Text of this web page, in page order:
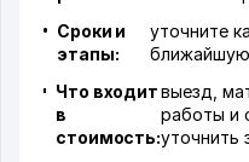
Сроки и
этапы:
уточните
Что входит
в
стоимость:
выезд,
работы и
уточнить